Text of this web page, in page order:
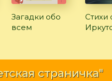
Загадки обо
всем
Стихи
страничка"